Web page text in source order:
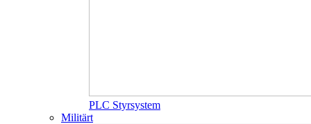
PLC Styrsystem
Militärt